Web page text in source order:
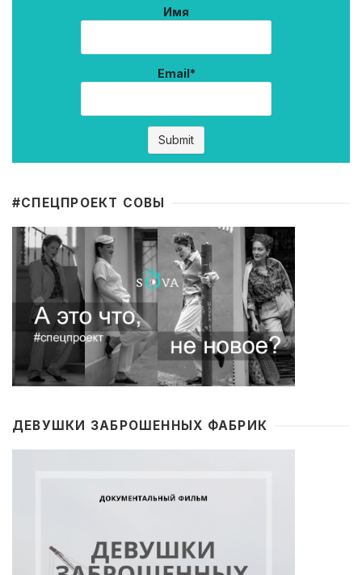
Имя
Email*
#CПЕЦПРОЕКТ СОВЫ
ДЕВУШКИ ЗАБРОШЕННЫХ ФАБРИК